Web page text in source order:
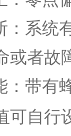
：系统
或者故
：带有
可自行